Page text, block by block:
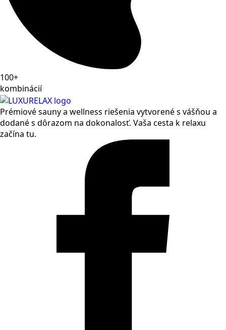
100+
kombinácií
Prémiové sauny a wellness riešenia vytvorené s vášňou a
dodané s dôrazom na dokonalosť. Vaša cesta k relaxu
začína tu.